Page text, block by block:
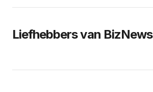
Liefhebbers van BizNews